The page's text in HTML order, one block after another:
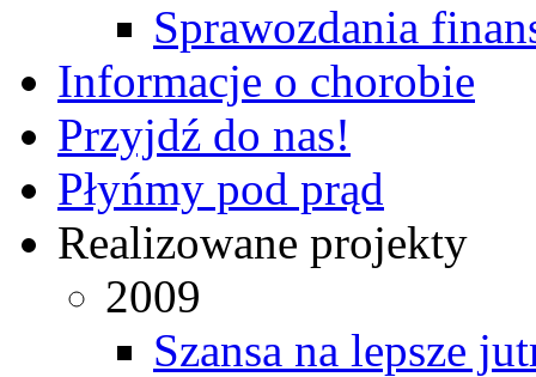
Sprawozdania
Informacje o chorobie
Przyjdź do nas!
Płyńmy pod prąd
Realizowane projekty
2009
Szansa na lepsze